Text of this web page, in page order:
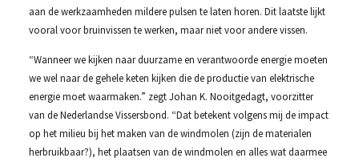
aan de werkzaamheden mildere pulsen te laten horen. Dit laatste lijkt
vooral voor bruinvissen te werken, maar niet voor andere vissen.
“Wanneer we kijken naar duurzame en verantwoorde energie moeten
we wel naar de gehele keten kijken die de productie van elektrische
energie moet waarmaken.” zegt Johan K. Nooitgedagt, voorzitter
van de Nederlandse Vissersbond. “Dat betekent volgens mij de impact
op het milieu bij het maken van de windmolen (zijn de materialen
herbruikbaar?), het plaatsen van de windmolen en alles wat daarmee